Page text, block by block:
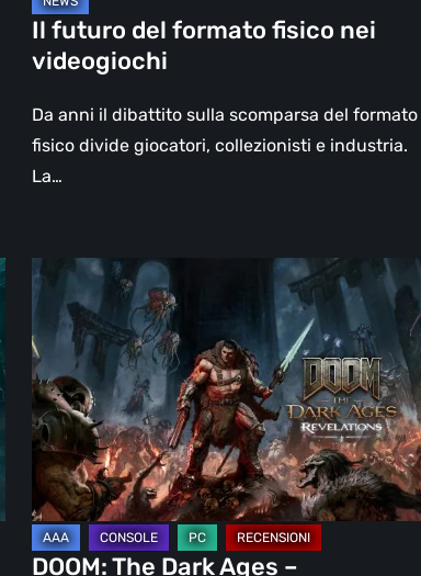
Il futuro del formato fisico nei
videogiochi
Da anni il dibattito sulla scomparsa del formato
fisico divide giocatori, collezionisti e industria.
La…
DOOM:
Dark
Ages
–
Revelations,
la
recensione
|
La
DOOM: The Dark Ages –